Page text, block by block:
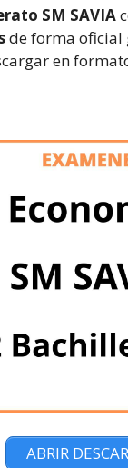
SM SAVIA
de forma oficial
en
ABRIR